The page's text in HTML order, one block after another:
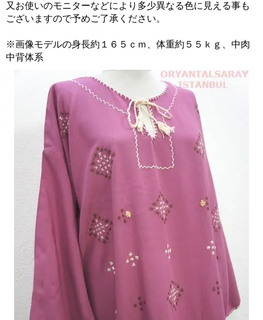
又お使いのモニターなどにより多少異なる色に見える事も
ございますので予めご了承ください。
※画像モデルの身長約１６５ｃｍ、体重約５５ｋｇ、中肉
中背体系